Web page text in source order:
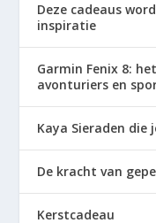
Deze cadeaus
inspiratie
Garmin Fenix 8:
avonturiers en
Kaya Sieraden die
De kracht van
Kerstcadeau